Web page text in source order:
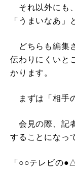
それ以外にも
「うまいなあ」
どちらも編集
伝わりにくいと
かります。
まずは「相手
会見の際、記
することになっ
「○○テレビの